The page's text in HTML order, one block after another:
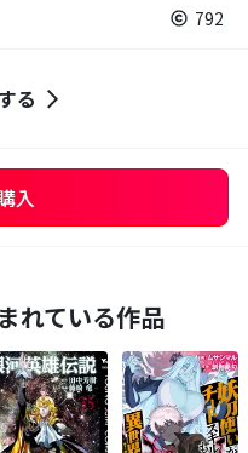
792
る
入
れている作品